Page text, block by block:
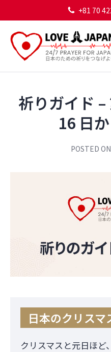
+81 70
祈りガイド –
16 日
POSTED ON
日本のクリスマ
クリスマスと元日ほど